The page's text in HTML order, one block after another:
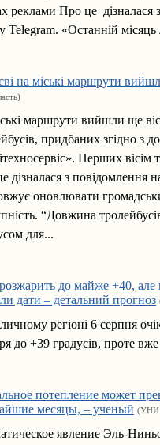
реклами Про це дізналася
Telegram. «Останній
на міські маршрути
маршрути вийшли ще
придбаних згідно з
Перших вісім
дізналася з повідомлення
оновлювати
“Довжина
для...
до майже +40,
дати – детальний прогноз
регіоні 6 серпня
до +39 градусів, проте
потепление может
месяцы, – ученый
явление Эль-